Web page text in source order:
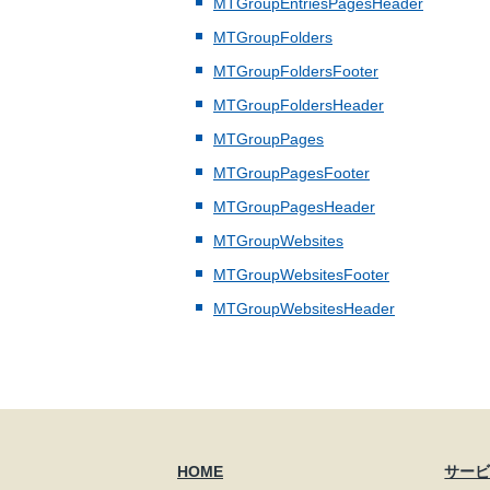
MTGroupFolders
MTGroupFoldersFooter
MTGroupFoldersHeader
MTGroupPages
MTGroupPagesFooter
MTGroupPagesHeader
MTGroupWebsites
MTGroupWebsitesFooter
MTGroupWebsitesHeader
HOME サー